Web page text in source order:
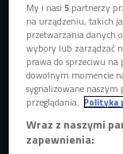
zdjęcie ilustracyjne
Od rana do
Książki i Praw
Janiszewska i
literackimi
spodziewać się
w "Poranku
My i nasi5 partnerzy
na urządzeniu, takich
przetwarzania danych
wybory lub zarządzać
prawa do sprzeciwu na
dowolnym momencie
sygnalizowane
przeglądania. Polityka
Wraz z naszymi
zapewnienia: